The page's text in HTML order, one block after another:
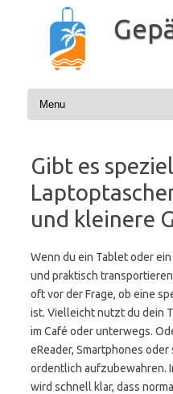
springen
Gibt es
und kleinere
Wenn du ein Tablet oder
und praktisch
oft vor der Frage, ob eine
ist. Vielleicht nutzt du dein
im Café oder unterwegs.
eReader, Smartphones
ordentlich aufzubewahren.
wird schnell klar, dass